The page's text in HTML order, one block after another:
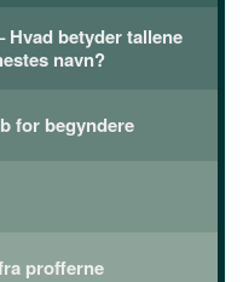
Hvad betyder tallene
navn?
for begyndere
profferne